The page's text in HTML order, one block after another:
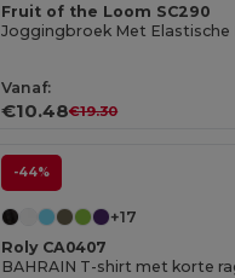
Fruit of the Loom SC290
Joggingbroek Met Elastische
Vanaf:
€10.48€19.30
-44%
+17
Roly CA0407